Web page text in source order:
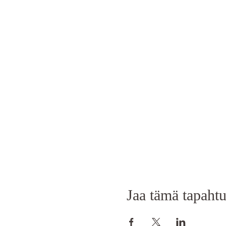
Jaa tämä